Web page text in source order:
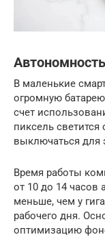
В маленькие
огромную
счет
пиксель
выключаться для
Время работы
от 10 до 14 часов
меньше, чем у
рабочего дня.
оптимизацию